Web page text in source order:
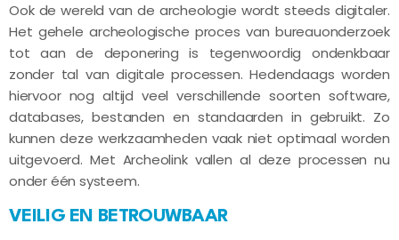
Ook de wereld van de archeologie wordt steeds digitaler.
Het gehele archeologische proces van bureauonderzoek
tot aan de deponering is tegenwoordig ondenkbaar
zonder tal van digitale processen. Hedendaags worden
hiervoor nog altijd veel verschillende soorten software,
databases, bestanden en standaarden in gebruikt. Zo
kunnen deze werkzaamheden vaak niet optimaal worden
uitgevoerd. Met Archeolink vallen al deze processen nu
onder één systeem.
VEILIG EN BETROUWBAAR